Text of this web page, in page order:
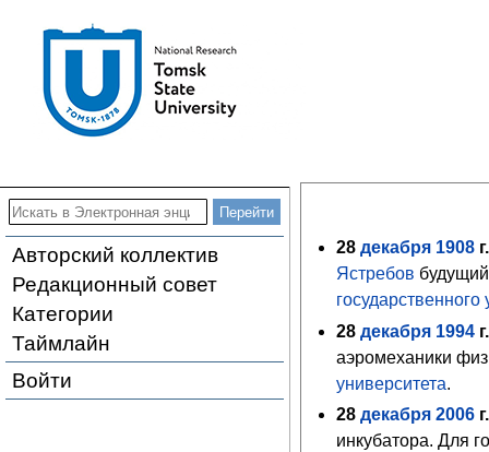
Авторский коллектив
Редакционный совет
Категории
Таймлайн
Войти
28 декабря 1908 г.
Ястребов
государственного
28 декабря 1994 г.
аэромеханики
университета.
28 декабря 2006 г.
инкубатора. Для